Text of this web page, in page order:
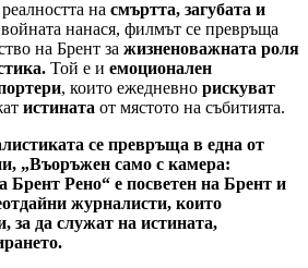
на смъртта, загубата и
нанася, филмът се превръща
на Брент за жизненоважната роля
Той е и емоционален
, които ежедневно рискуват
истината от мястото на събитията.
се превръща в една от
„Въоръжен само с камера:
Рено“ е посветен на Брент и
журналисти, които
за да служат на истината,